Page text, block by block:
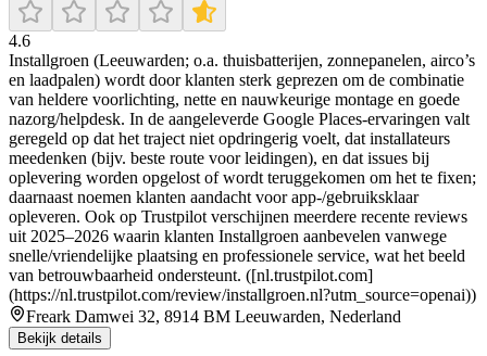
4.6
Installgroen (Leeuwarden; o.a. thuisbatterijen, zonnepanelen, airco’s
en laadpalen) wordt door klanten sterk geprezen om de combinatie
van heldere voorlichting, nette en nauwkeurige montage en goede
nazorg/helpdesk. In de aangeleverde Google Places-ervaringen valt
geregeld op dat het traject niet opdringerig voelt, dat installateurs
meedenken (bijv. beste route voor leidingen), en dat issues bij
oplevering worden opgelost of wordt teruggekomen om het te fixen;
daarnaast noemen klanten aandacht voor app-/gebruiksklaar
opleveren. Ook op Trustpilot verschijnen meerdere recente reviews
uit 2025–2026 waarin klanten Installgroen aanbevelen vanwege
snelle/vriendelijke plaatsing en professionele service, wat het beeld
van betrouwbaarheid ondersteunt. ([nl.trustpilot.com]
(https://nl.trustpilot.com/review/installgroen.nl?utm_source=openai))
Freark Damwei 32, 8914 BM Leeuwarden, Nederland
Bekijk details